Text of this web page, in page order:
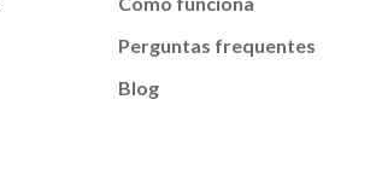
Perguntas frequentes
Blog